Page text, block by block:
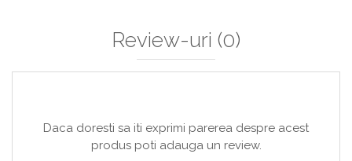
Review-uri (0)
Daca doresti sa iti exprimi parerea despre acest
produs poti adauga un review.